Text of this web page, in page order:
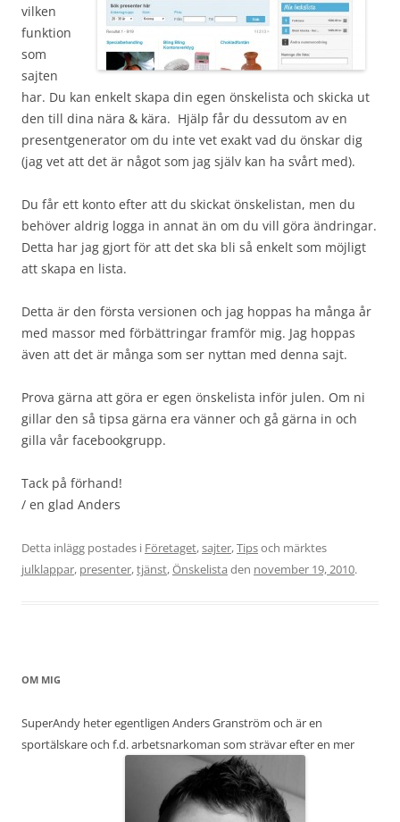
vilken
funktion
som
sajten
har. Du kan enkelt skapa din egen önskelista och skicka ut
den till dina nära & kära. Hjälp får du dessutom av en
presentgenerator om du inte vet exakt vad du önskar dig
(jag vet att det är något som jag själv kan ha svårt med).
Du får ett konto efter att du skickat önskelistan, men du
behöver aldrig logga in annat än om du vill göra ändringar.
Detta har jag gjort för att det ska bli så enkelt som möjligt
att skapa en lista.
Detta är den första versionen och jag hoppas ha många år
med massor med förbättringar framför mig. Jag hoppas
även att det är många som ser nyttan med denna sajt.
Prova gärna att göra er egen önskelista inför julen. Om ni
gillar den så tipsa gärna era vänner och gå gärna in och
gilla vår facebookgrupp.
Tack på förhand!
/ en glad Anders
Detta inlägg postades i Företaget,sajter,Tipsoch märktes
julklappar, presenter,tjänst,Önskelista den november 19, 2010.
OM MIG
SuperAndy heter egentligen Anders Granström och är en
sportälskare och f.d. arbetsnarkoman som strävar efter en mer